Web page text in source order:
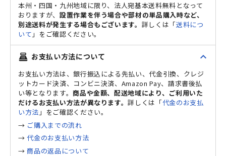
本州・四国・九州地域に限り、法人宛基本送料無料となって
おりますが、 設置作業を伴う場合や部材の単品購入時など、
別途送料が発生する場合もございます。 詳しくは「送料につ
いて 」をご確認ください。
point_of_sale お支払い方法について expand_less
お支払い方法は、銀行振込による先払い、代金引換、クレジ
ットカード決済、コンビニ決済、Amazon Pay、請求書後払
い等となります。商品や金額、配送地域により、ご利用いた
だけるお支払い方法が異なります。詳しくは「代金のお支払
い方法 」をご確認ください。
→ ご購入までの流れ
→代金のお支払い方法
→ 商品の返品について